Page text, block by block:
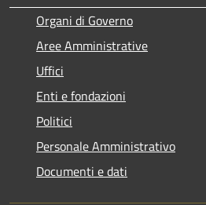
Organi di Governo
Aree Amministrative
Uffici
Enti e fondazioni
Politici
Personale Amministrativo
Documenti e dati